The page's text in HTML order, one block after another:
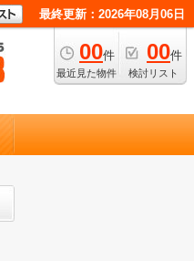
最終更新：2026年08月06日
00件
最近見た物件
00件
検討リスト